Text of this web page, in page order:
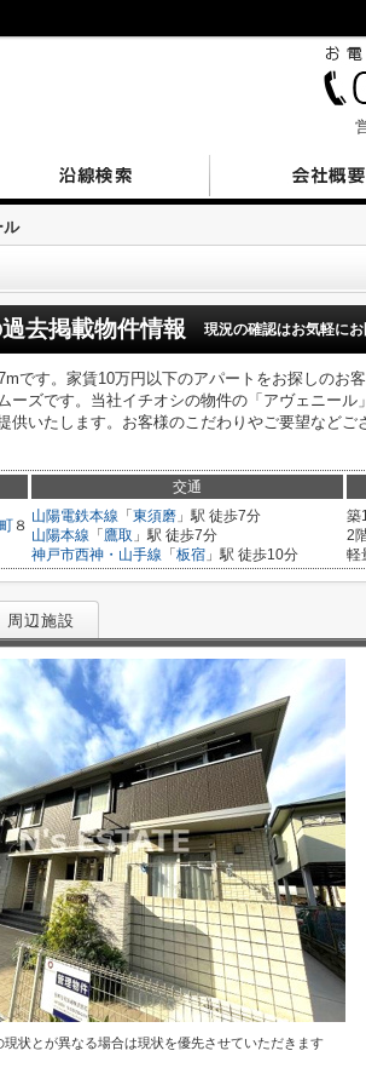
ル
去掲載物件情報 現況の確認はお気軽に
です。家賃10万円以下のアパートをお探しのお
ーズです。当社イチオシの物件の「アヴェニー
供いたします。お客様のこだわりやご要望など
交通
８
山陽電鉄本線 「 東須磨 」駅 徒歩7分
山陽本線 「 鷹取 」駅 徒歩7分
神戸市西神・山手線 「 板宿 」駅 徒歩10分
築
2
軽
周辺施設
状とが異なる場合は現状を優先させていただきます